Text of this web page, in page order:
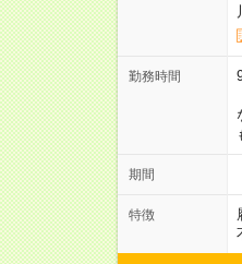
勤務時間
期間
特徴